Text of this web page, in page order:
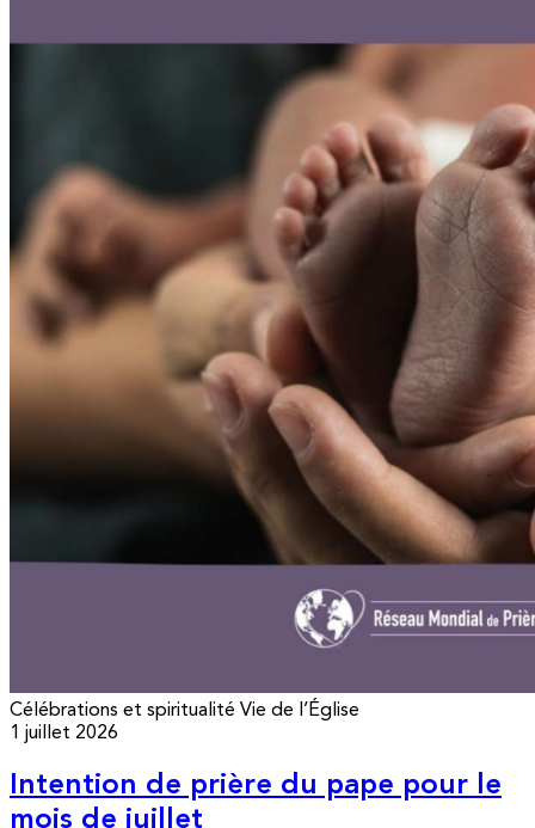
Célébrations et spiritualité Vie de l’Église
1 juillet 2026
Intention de prière du pape pour le
mois de juillet